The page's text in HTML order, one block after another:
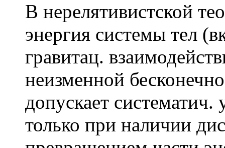
В нерелятивистской
энергия системы тел
гравитац.
неизменной
допускает
только при наличии